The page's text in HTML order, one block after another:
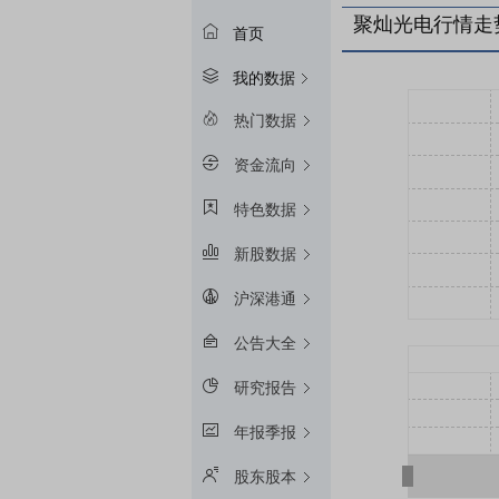
首页
我的数据
热门数据
资金流向
特色数据
新股数据
沪深港通
公告大全
研究报告
年报季报
股东股本
聚灿光电行情走